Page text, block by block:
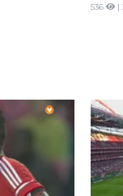
536 |